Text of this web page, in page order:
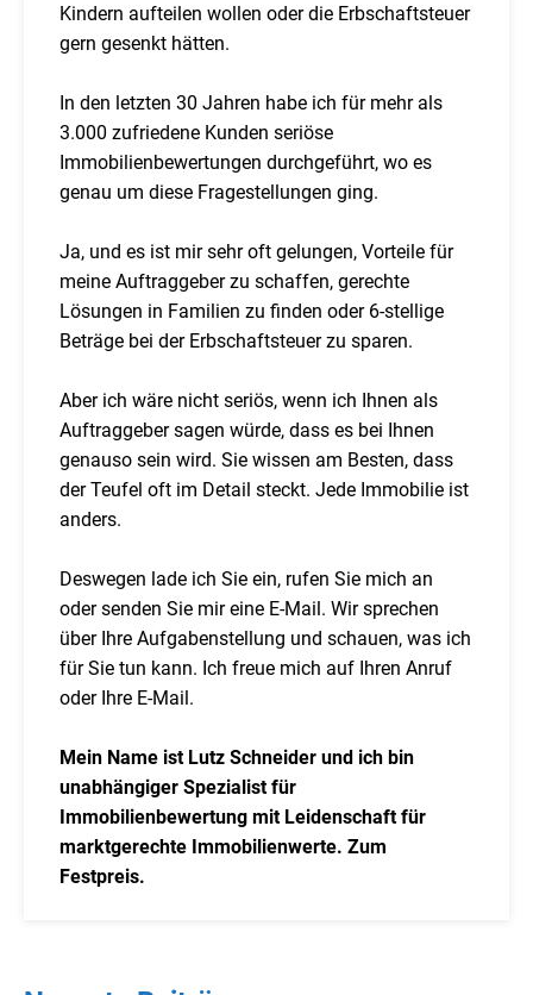
Kindern aufteilen wollen oder die Erbschaftsteuer
gern gesenkt hätten.
In den letzten 30 Jahren habe ich für mehr als
3.000 zufriedene Kunden seriöse
Immobilienbewertungen durchgeführt, wo es
genau um diese Fragestellungen ging.
Ja, und es ist mir sehr oft gelungen, Vorteile für
meine Auftraggeber zu schaffen, gerechte
Lösungen in Familien zu finden oder 6-stellige
Beträge bei der Erbschaftsteuer zu sparen.
Aber ich wäre nicht seriös, wenn ich Ihnen als
Auftraggeber sagen würde, dass es bei Ihnen
genauso sein wird. Sie wissen am Besten, dass
der Teufel oft im Detail steckt. Jede Immobilie ist
anders.
Deswegen lade ich Sie ein, rufen Sie mich an
oder senden Sie mir eine E-Mail. Wir sprechen
über Ihre Aufgabenstellung und schauen, was ich
für Sie tun kann. Ich freue mich auf Ihren Anruf
oder Ihre E-Mail.
Mein Name ist Lutz Schneider und ich bin
unabhängiger Spezialist für
Immobilienbewertung mit Leidenschaft für
marktgerechte Immobilienwerte. Zum
Festpreis.